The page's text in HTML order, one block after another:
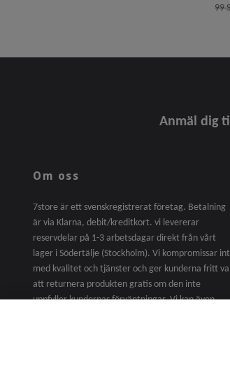
99
Anmäl dig
Om oss
7store är ett svenskregistrerat företag. Betalning
är via Klarna, debit/kreditkort. vi levererar
reservdelar på 1-3 arbetsdagar direkt från vårt
lager i Södertälje (Stockholm). Vi kompromissar
med kvalitet och tjänster och ger kunderna fritt val
att returnera produkten gratis om den inte
uppfyller kundernas förväntningar. Vi kan även